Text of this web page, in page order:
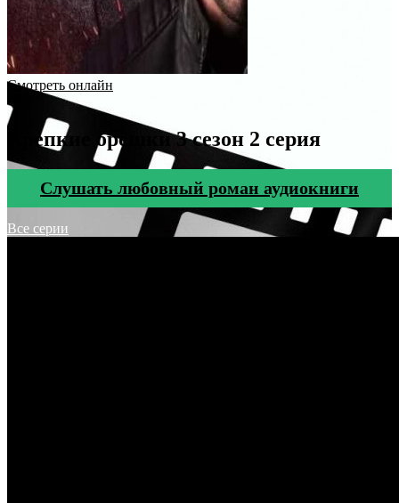
Смотреть онлайн
Крепкие орешки 3 сезон 2 серия
Cлушать любовный роман аудиокниги
Все серии